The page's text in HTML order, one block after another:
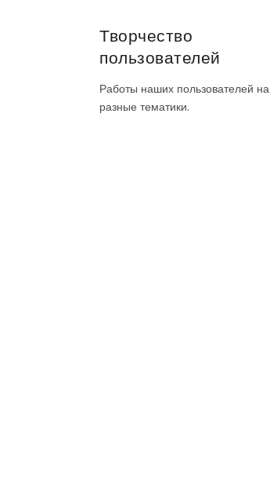
Творчество
пользователей
Работы наших пользователей на
разные тематики.